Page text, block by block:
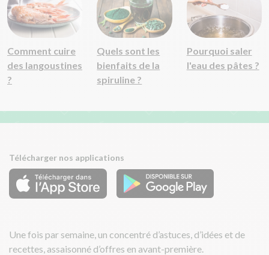
Comment cuire
des langoustines
?
Quels sont les
bienfaits de la
spiruline ?
Pourquoi saler
l'eau des pâtes ?
Télécharger nos applications
Une fois par semaine, un concentré d’astuces, d’idées et de
recettes, assaisonné d’offres en avant-première.